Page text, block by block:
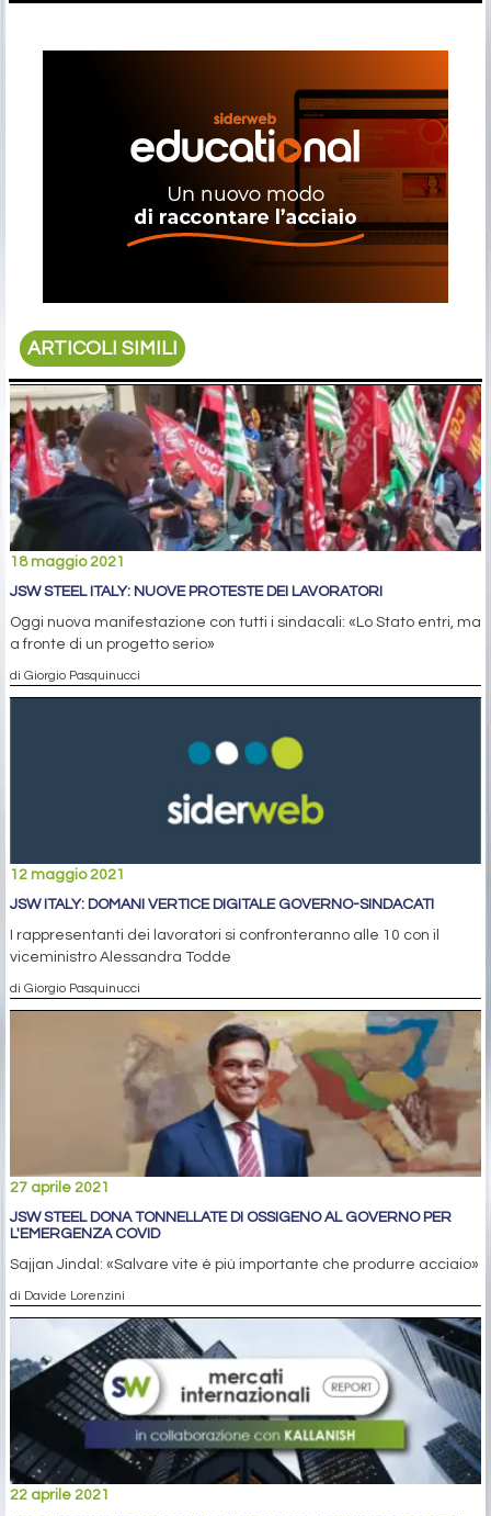
ARTICOLI SIMILI
18 maggio 2021
JSW STEEL ITALY: NUOVE PROTESTE DEI LAVORATORI
Oggi nuova manifestazione con tutti i sindacali: «Lo Stato entri, ma
a fronte di un progetto serio»
di Giorgio Pasquinucci
12 maggio 2021
JSW ITALY: DOMANI VERTICE DIGITALE GOVERNO-SINDACATI
I rappresentanti dei lavoratori si confronteranno alle 10 con il
viceministro Alessandra Todde
di Giorgio Pasquinucci
27 aprile 2021
JSW STEEL DONA TONNELLATE DI OSSIGENO AL GOVERNO PER
L'EMERGENZA COVID
Sajjan Jindal: «Salvare vite è più importante che produrre acciaio»
di Davide Lorenzini
22 aprile 2021